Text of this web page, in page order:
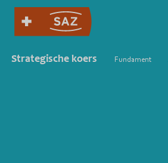
Strategische koers Fundament